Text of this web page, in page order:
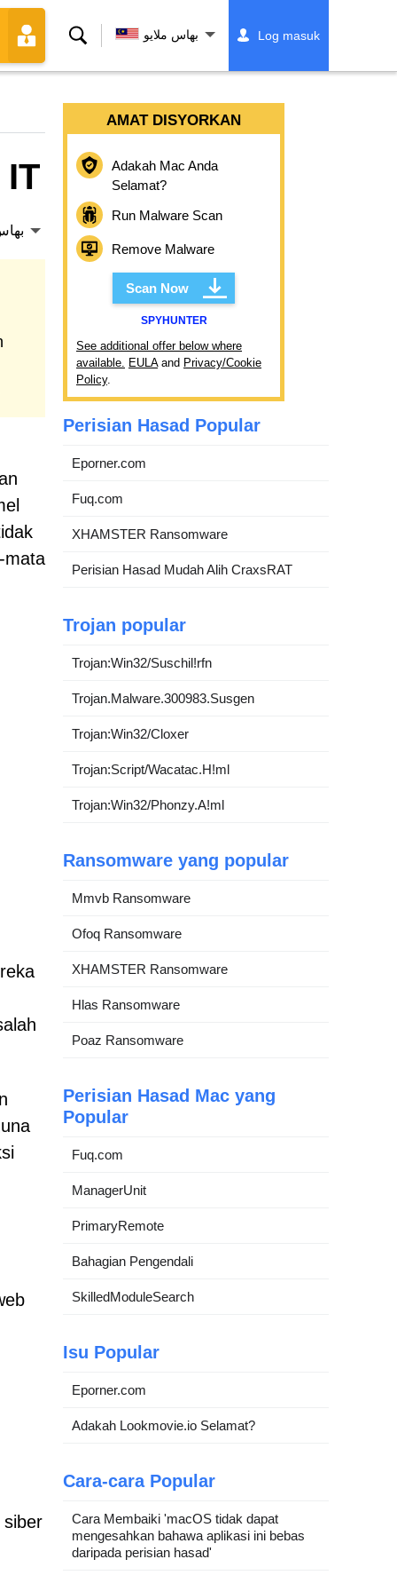
Cari بهاس ملايو Log masuk
mata
siber
AMAT DISYORKAN
Adakah Mac Anda
Selamat?
Run Malware Scan
Remove Malware
Scan Now
SPYHUNTER
See additional offer below where
available. EULAand Privacy/Cookie
Policy.
Perisian Hasad Popular
Eporner.com
Fuq.com
XHAMSTER Ransomware
Perisian Hasad Mudah Alih CraxsRAT
Trojan popular
Trojan:Win32/Suschil!rfn
Trojan.Malware.300983.Susgen
Trojan:Win32/Cloxer
Trojan:Script/Wacatac.H!ml
Trojan:Win32/Phonzy.A!ml
Ransomware yang popular
Mmvb Ransomware
Ofoq Ransomware
XHAMSTER Ransomware
Hlas Ransomware
Poaz Ransomware
Perisian Hasad Mac yang
Popular
Fuq.com
ManagerUnit
PrimaryRemote
Bahagian Pengendali
SkilledModuleSearch
Isu Popular
Eporner.com
Adakah Lookmovie.io Selamat?
Cara-cara Popular
Cara Membaiki 'macOS tidak dapat
mengesahkan bahawa aplikasi ini bebas
daripada perisian hasad'